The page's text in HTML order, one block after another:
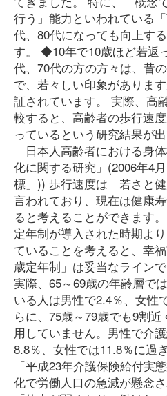
行う」能力といわれている
代、80代になっても向上す
す。 ◆10年で10歳ほど若返
代、70代の方の方々は、昔
で、若々しい印象がありま
証されています。 実際、高
較すると、高齢者の歩行速
っているという研究結果が
「日本人高齢者における身
化に関する研究」(2006年4
標」)) 歩行速度は「若さと
言われており、現在は健康
ると考えることができます
定年制が導入された時期よ
ていることを考えると、幸
歳定年制」は妥当なライン
実際、65～69歳の年齢層で
いる人は男性で2.4％、女性
らに、75歳～79歳でも9割
用していません。男性で介
8.8％、女性では11.8％に過
「平成23年介護保険給付実
化で労働人口の急減が懸念